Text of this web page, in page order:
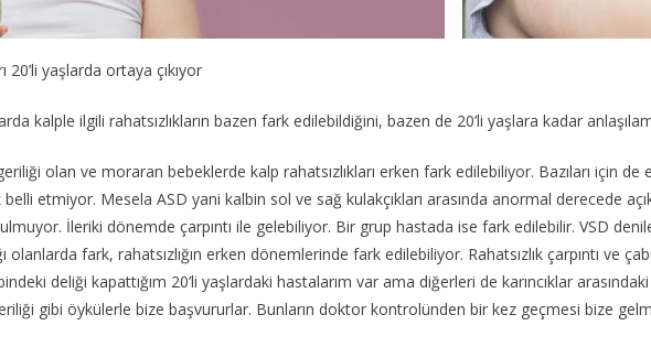
20’li yaşlarda ortaya çıkıyor
kalple ilgili rahatsızlıkların bazen fark edilebildiğini, bazen de 20’li yaşlara kadar
olan ve moraran bebeklerde kalp rahatsızlıkları erken fark edilebiliyor. Bazıları için
belli etmiyor. Mesela ASD yani kalbin sol ve sağ kulakçıkları arasında anormal derecede
İleriki dönemde çarpıntı ile gelebiliyor. Bir grup hastada ise fark edilebilir. VSD
olanlarda fark, rahatsızlığın erken dönemlerinde fark edilebiliyor. Rahatsızlık çarpıntı ve
deliği kapattığım 20’li yaşlardaki hastalarım var ama diğerleri de karıncıklar
gibi öykülerle bize başvururlar. Bunların doktor kontrolünden bir kez geçmesi bize